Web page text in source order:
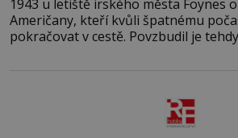
1943 u letiště irského města Foynes
Američany, kteří kvůli špatnému
pokračovat v cestě. Povzbudil